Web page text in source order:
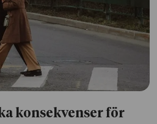
konsekvenser för